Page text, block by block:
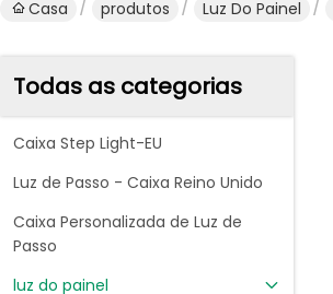
Casa produtos Luz Do Painel
Todas as categorias
Caixa Step Light-EU
Luz de Passo - Caixa Reino Unido
Caixa Personalizada de Luz de
Passo
luz do painel